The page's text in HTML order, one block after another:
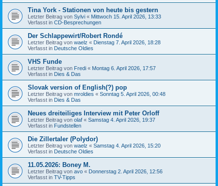
Tina York - Stationen von heute bis gestern
Letzter Beitrag von Sylvi « Mittwoch 15. April 2026, 13:33
Verfasst in CD-Besprechungen
Der Schlappewirt/Robert Rondé
Letzter Beitrag von waelz « Dienstag 7. April 2026, 18:28
Verfasst in Deutsche Oldies
VHS Funde
Letzter Beitrag von Fredi « Montag 6. April 2026, 17:57
Verfasst in Dies & Das
Slovak version of English(?) pop
Letzter Beitrag von mroldies « Sonntag 5. April 2026, 00:48
Verfasst in Dies & Das
Neues dreiteiliges Interview mit Peter Orloff
Letzter Beitrag von olaf « Samstag 4. April 2026, 19:37
Verfasst in Fundstellen
Die Zillertaler (Polydor)
Letzter Beitrag von waelz « Samstag 4. April 2026, 15:20
Verfasst in Deutsche Oldies
11.05.2026: Boney M.
Letzter Beitrag von avo « Donnerstag 2. April 2026, 12:56
Verfasst in TV-Tipps